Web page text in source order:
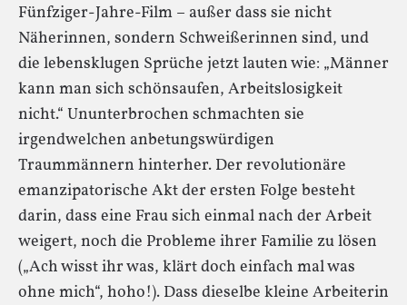
Fünfziger-Jahre-Film – außer dass sie nicht
Näherinnen, sondern Schweißerinnen sind, und
die lebensklugen Sprüche jetzt lauten wie: „Männer
kann man sich schönsaufen, Arbeitslosigkeit
nicht.“ Ununterbrochen schmachten sie
irgendwelchen anbetungswürdigen
Traummännern hinterher. Der revolutionäre
emanzipatorische Akt der ersten Folge besteht
darin, dass eine Frau sich einmal nach der Arbeit
weigert, noch die Probleme ihrer Familie zu lösen
(„Ach wisst ihr was, klärt doch einfach mal was
ohne mich“, hoho!). Dass dieselbe kleine Arbeiterin